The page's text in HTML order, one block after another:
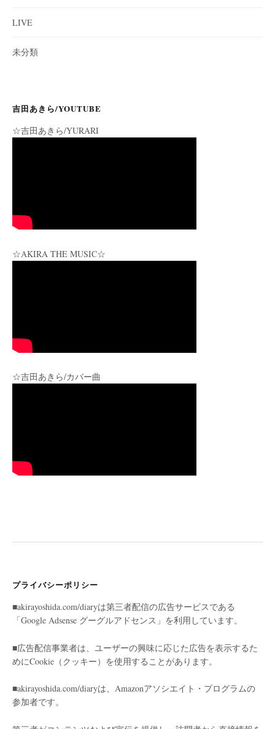
LIVE
未分類
吉田あきら/YOUTUBE
☆吉田あきら/YURARI
☆AKIRA THE MUSIC☆
☆吉田あきら/カバー曲
プライバシーポリシー
■akirayoshida.com/diaryは第三者配信の広告サービスである
「Google Adsense グーグルアドセンス」を利用しています。
■広告配信事業者は、ユーザーの興味に応じた広告を表示するた
めにCookie（クッキー）を使用することがあります。
■akirayoshida.com/diaryは、Amazonアソシエイト・プログラムの
参加者です。